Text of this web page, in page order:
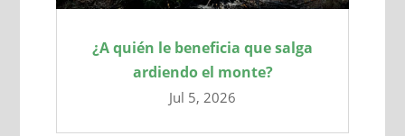
¿A quién le beneficia que salga
ardiendo el monte?
Jul 5, 2026